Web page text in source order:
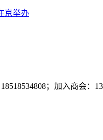
京举办
；加入商会：